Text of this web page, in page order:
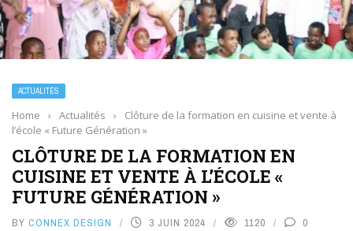
ACTUALITÉS
Home › Actualités ›
Clôture de la formation en cuisine et vente à
l’école « Future Génération »
CLÔTURE DE LA FORMATION EN
CUISINE ET VENTE À L’ÉCOLE «
FUTURE GÉNÉRATION »
BY CONNEX DESIGN 3 JUIN 2024 1120 0